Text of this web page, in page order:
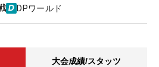
DPワールド
大会成績/スタッツ